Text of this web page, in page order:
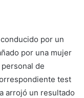
por un
por una mujer
de
test
arrojó un resultado